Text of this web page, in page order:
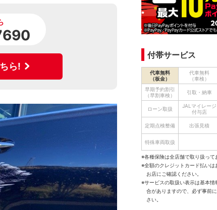
ら!
付帯サービス
代車無料
（板金）
代車無料
（車検）
早期予約割引
（早割車検）
引取・納車
ローン取扱
JALマイレージ
付与店
定期点検整備 出張見積
特殊車両取扱
※各種保険は全店舗で取り扱って
※全額のクレジットカード払いは
お店にご確認ください。
※サービスの取扱い表示は基本
合がありますので、必ず事前
さい。